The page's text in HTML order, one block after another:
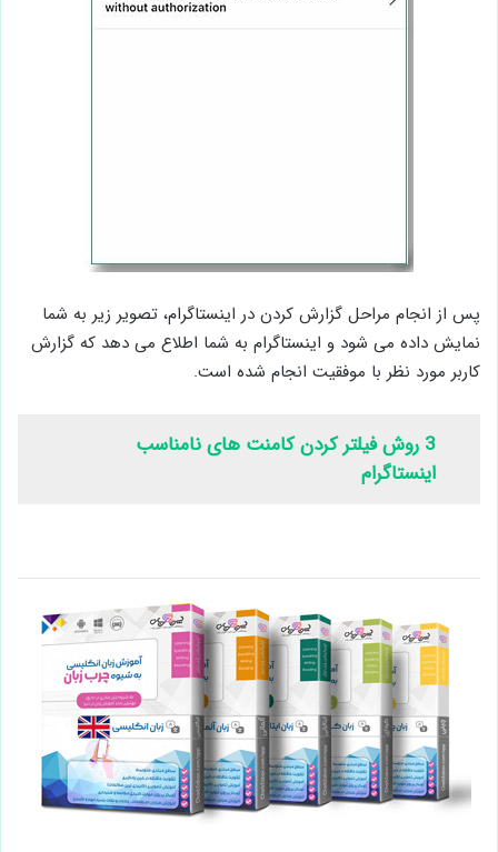
پس از انجام مراحل گزارش کردن در اینستاگرام، تصویر زیر به شما
نمایش داده می شود و اینستاگرام به شما اطلاع می دهد که گزارش
کاربر مورد نظر با موفقیت انجام شده است.
3 روش فیلتر کردن کامنت های نامناسب
اینستاگرام